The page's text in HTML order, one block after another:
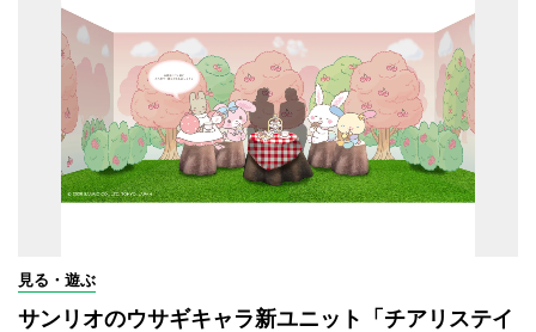
見る・遊ぶ
サンリオのウサギキャラ新ユニット「チアリステイ